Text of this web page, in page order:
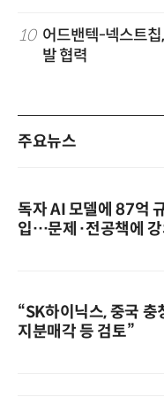
10 어드밴텍-넥스트
발 협력
주요뉴스
독자 AI 모델에 87억
입…문제·전공책에 강
“SK하이닉스, 중국 충
지분매각 등 검토”